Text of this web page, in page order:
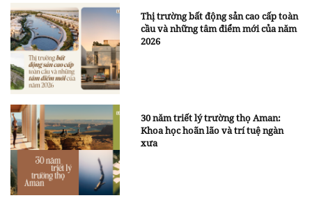
Thị trường bất động sản cao cấp toàn
cầu và những tâm điểm mới của năm
2026
30 năm triết lý trường thọ Aman:
Khoa học hoãn lão và trí tuệ ngàn
xưa